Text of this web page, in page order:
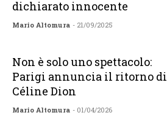
dichiarato innocente
Mario Altomura - 21/09/2025
Non è solo uno spettacolo:
Parigi annuncia il ritorno di
Céline Dion
Mario Altomura - 01/04/2026